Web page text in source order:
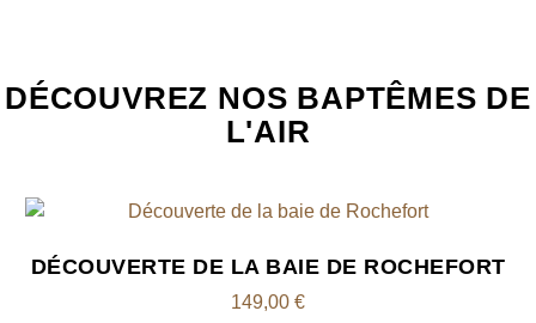
DÉCOUVREZ NOS BAPTÊMES DE
L'AIR
DÉCOUVERTE DE LA BAIE DE ROCHEFORT
149,00 €